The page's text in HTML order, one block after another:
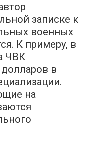
записке к
военных
К примеру, в
ЧВК
долларов в
на